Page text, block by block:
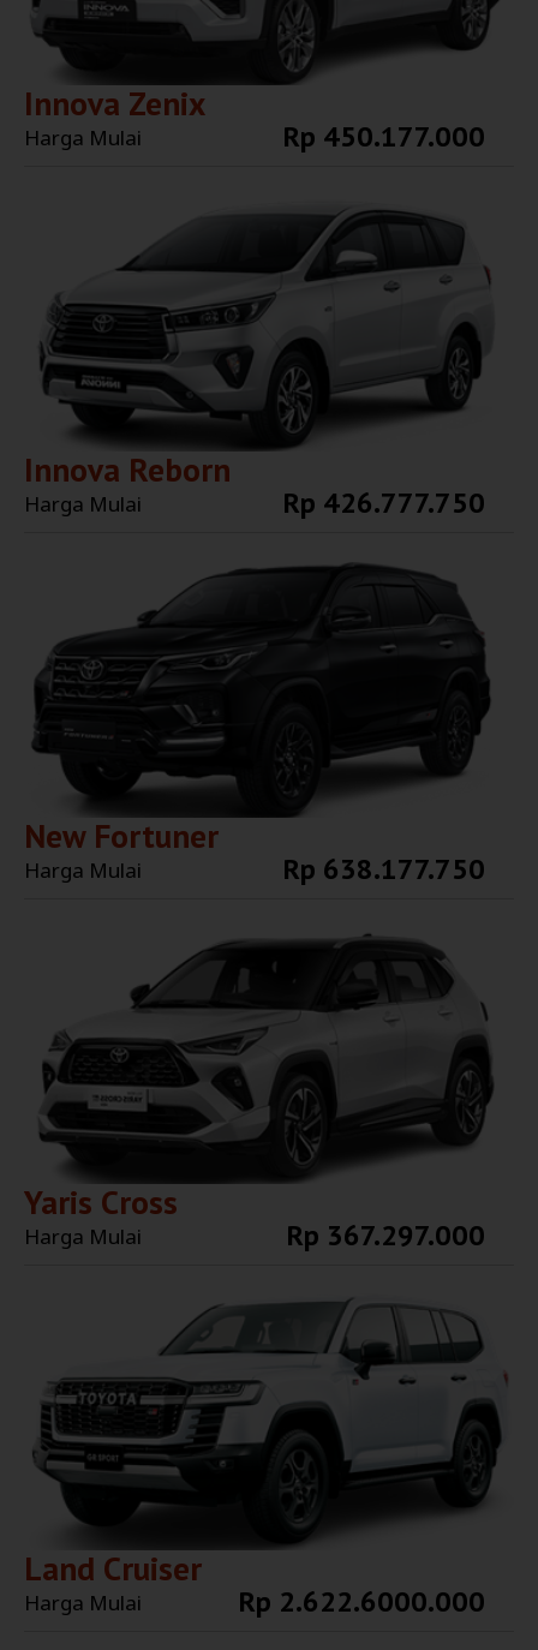
Innova Zenix
Harga Mulai Rp 450.177.000
Innova Reborn
Harga Mulai Rp 426.777.750
New Fortuner
Harga Mulai Rp 638.177.750
Yaris Cross
Harga Mulai Rp 367.297.000
Land Cruiser
Harga Mulai Rp 2.622.6000.000